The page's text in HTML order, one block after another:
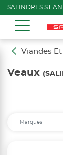
SALINDRES ST
Viandes
Veaux